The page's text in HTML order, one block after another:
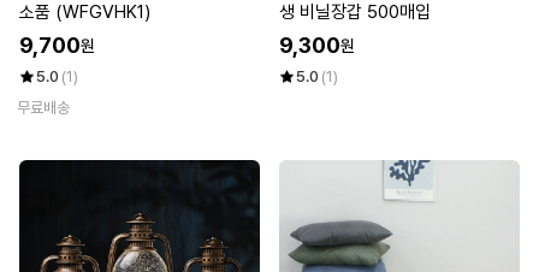
소품 (WFGVHK1)
9,700원
5.0 (1)
무료배송
생 비닐장갑 500매입
9,300원
5.0 (1)